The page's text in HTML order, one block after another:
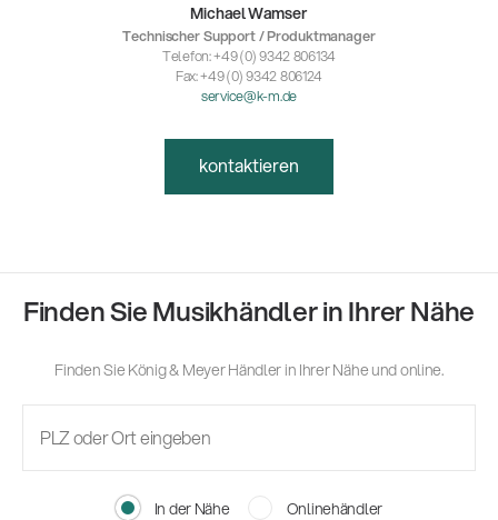
Michael Wamser
Technischer Support / Produktmanager
Telefon: +49 (0) 9342 806134
Fax: +49 (0) 9342 806124
service@k-m.de
kontaktieren
Finden Sie Musikhändler in Ihrer Nähe
Finden Sie König & Meyer Händler in Ihrer Nähe und online.
In der Nähe Onlinehändler